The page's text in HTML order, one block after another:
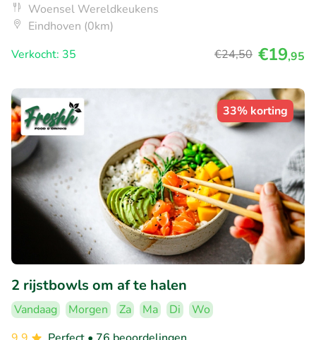
Woensel Wereldkeukens
Eindhoven (0km)
Verkocht: 35
€24,50 €19,95
33% korting
2 rijstbowls om af te halen
Vandaag Morgen Za Ma Di
Wo